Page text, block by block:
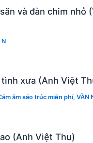
và đàn chim nhỏ
N
xưa (Anh Việt
âm sáo trúc miễn phí, VẦN
(Anh Việt Thu)